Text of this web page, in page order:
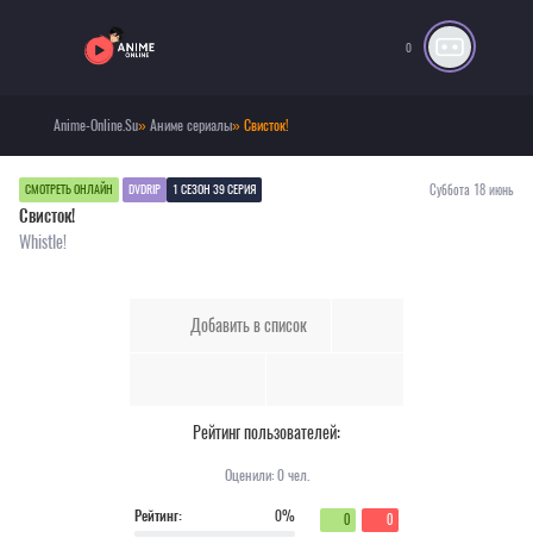
0
Anime-Online.Su»Аниме сериалы» Свисток!
СМОТРЕТЬ ОНЛАЙН DVDRIP 1 СЕЗОН 39 СЕРИЯ Суббота 18 июнь
Свисток!
Whistle!
Добавить в список
Рейтинг пользователей:
Оценили:0чел.
Рейтинг:
0% 0 0